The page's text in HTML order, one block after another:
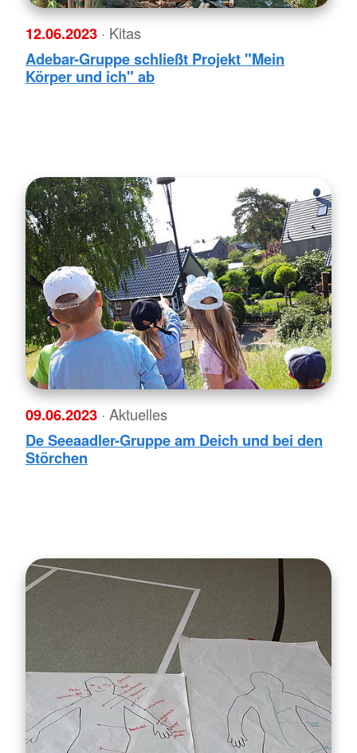
12.06.2023 · Kitas
Adebar-Gruppe schließt Projekt "Mein
Körper und ich" ab
09.06.2023 · Aktuelles
De Seeaadler-Gruppe am Deich und bei den
Störchen